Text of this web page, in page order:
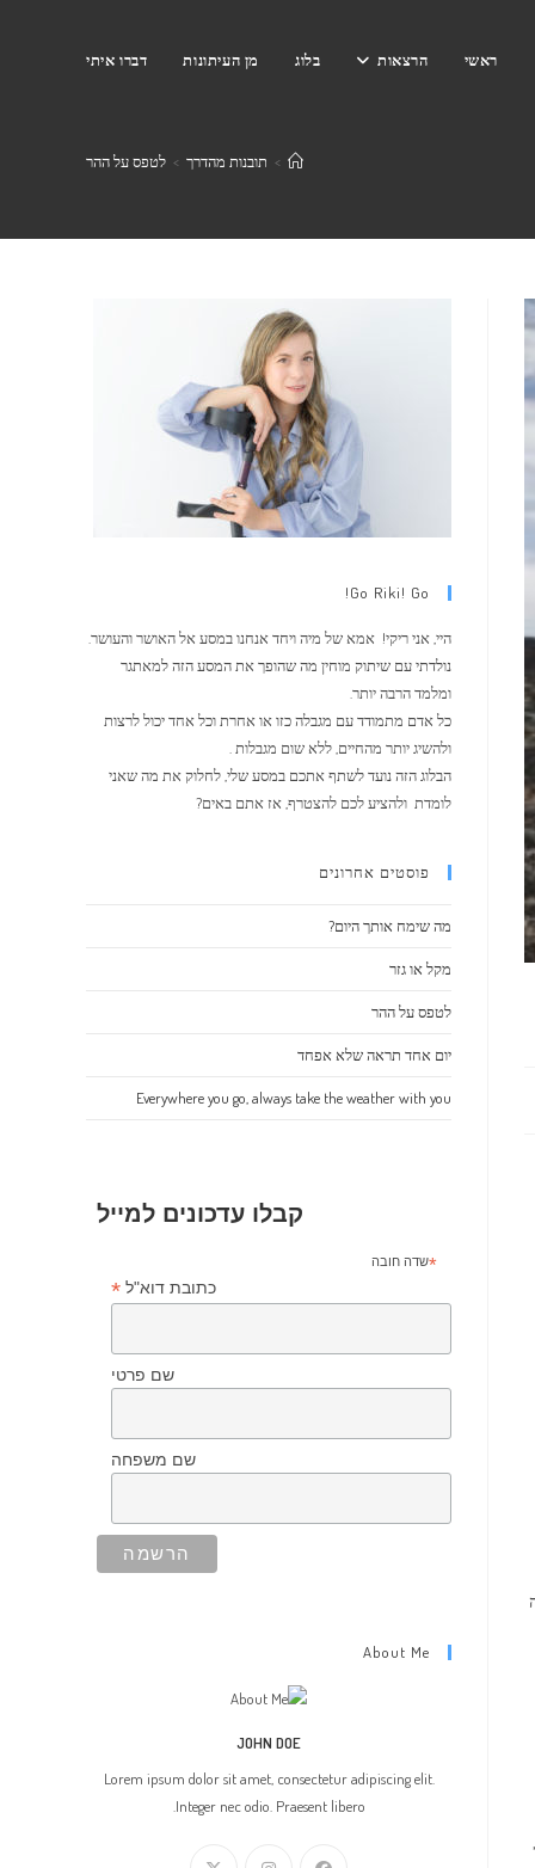
ראשי הרצאות בלוג מן העיתונות דברו איתי
> תובנות מהדרך > לטפס על ההר
Go Riki! Go!
היי, אני ריקי! אמא של מיה ויחד אנחנו במסע אל האושר והעושר.
נולדתי עם שיתוק מוחין מה שהופך את המסע הזה למאתגר
ומלמד הרבה יותר.
כל אדם מתמודד עם מגבלה כזו או אחרת וכל אחד יכול לרצות
ולהשיג יותר מהחיים, ללא שום מגבלות .
הבלוג הזה נועד לשתף אתכם במסע שלי, לחלוק את מה שאני
לומדת ולהציע לכם להצטרף, אז אתם באים?
פוסטים אחרונים
מה שימח אותך היום?
מקל או גזר
לטפס על ההר
יום אחד תראה שלא אפחד
Everywhere you go, always take the weather with you
קבלו עדכונים למייל
*שדה חובה
כתובת דוא"ל *
שם פרטי
שם משפחה
About Me
JOHN DOE
Lorem ipsum dolor sit amet, consectetur adipiscing elit.
Integer nec odio. Praesent libero.